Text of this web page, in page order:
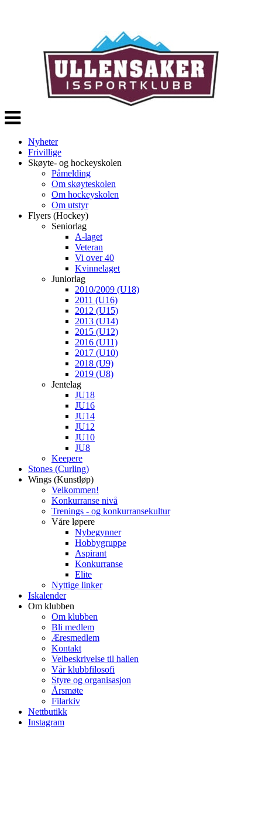
Veksle
navigasjon
Nyheter
Frivillige
Skøyte- og hockeyskolen
Påmelding
Om skøyteskolen
Om hockeyskolen
Om utstyr
Flyers (Hockey)
Seniorlag
A-laget
Veteran
Vi over 40
Kvinnelaget
Juniorlag
2010/2009 (U18)
2011 (U16)
2012 (U15)
2013 (U14)
2015 (U12)
2016 (U11)
2017 (U10)
2018 (U9)
2019 (U8)
Jentelag
JU18
JU16
JU14
JU12
JU10
JU8
Keepere
Stones (Curling)
Wings (Kunstløp)
Velkommen!
Konkurranse nivå
Trenings - og konkurransekultur
Våre løpere
Nybegynner
Hobbygruppe
Aspirant
Konkurranse
Elite
Nyttige linker
Iskalender
Om klubben
Om klubben
Bli medlem
Æresmedlem
Kontakt
Veibeskrivelse til hallen
Vår klubbfilosofi
Styre og organisasjon
Årsmøte
Filarkiv
Nettbutikk
Instagram